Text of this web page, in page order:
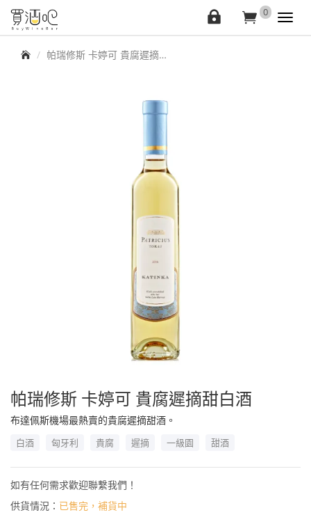
買
酒
吧
詢 0
會
首頁 帕瑞修斯 卡婷可 貴腐遲摘甜白酒
帕瑞修斯 卡婷可 貴腐遲摘甜白酒
布達佩斯機場最熱賣的貴腐遲摘甜酒。
白酒 匈牙利 貴腐 遲摘 一級園 甜酒
如有任何需求歡迎聯繫我們！
供貨情況： 已售完，補貨中